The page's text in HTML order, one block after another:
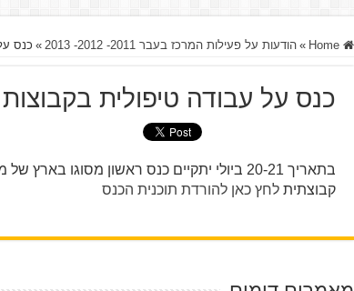
Home
» הודעות על פעילות המרכז בעבר 2011- 2012- 2013 » כנס
כנס על עבודה טיפולית בקבוצות
בתאריך 20-21 ביולי יתקיים כנס ראשון מסוגו
קבוצתיתלחץ כאן להורדת תוכנית הכנס